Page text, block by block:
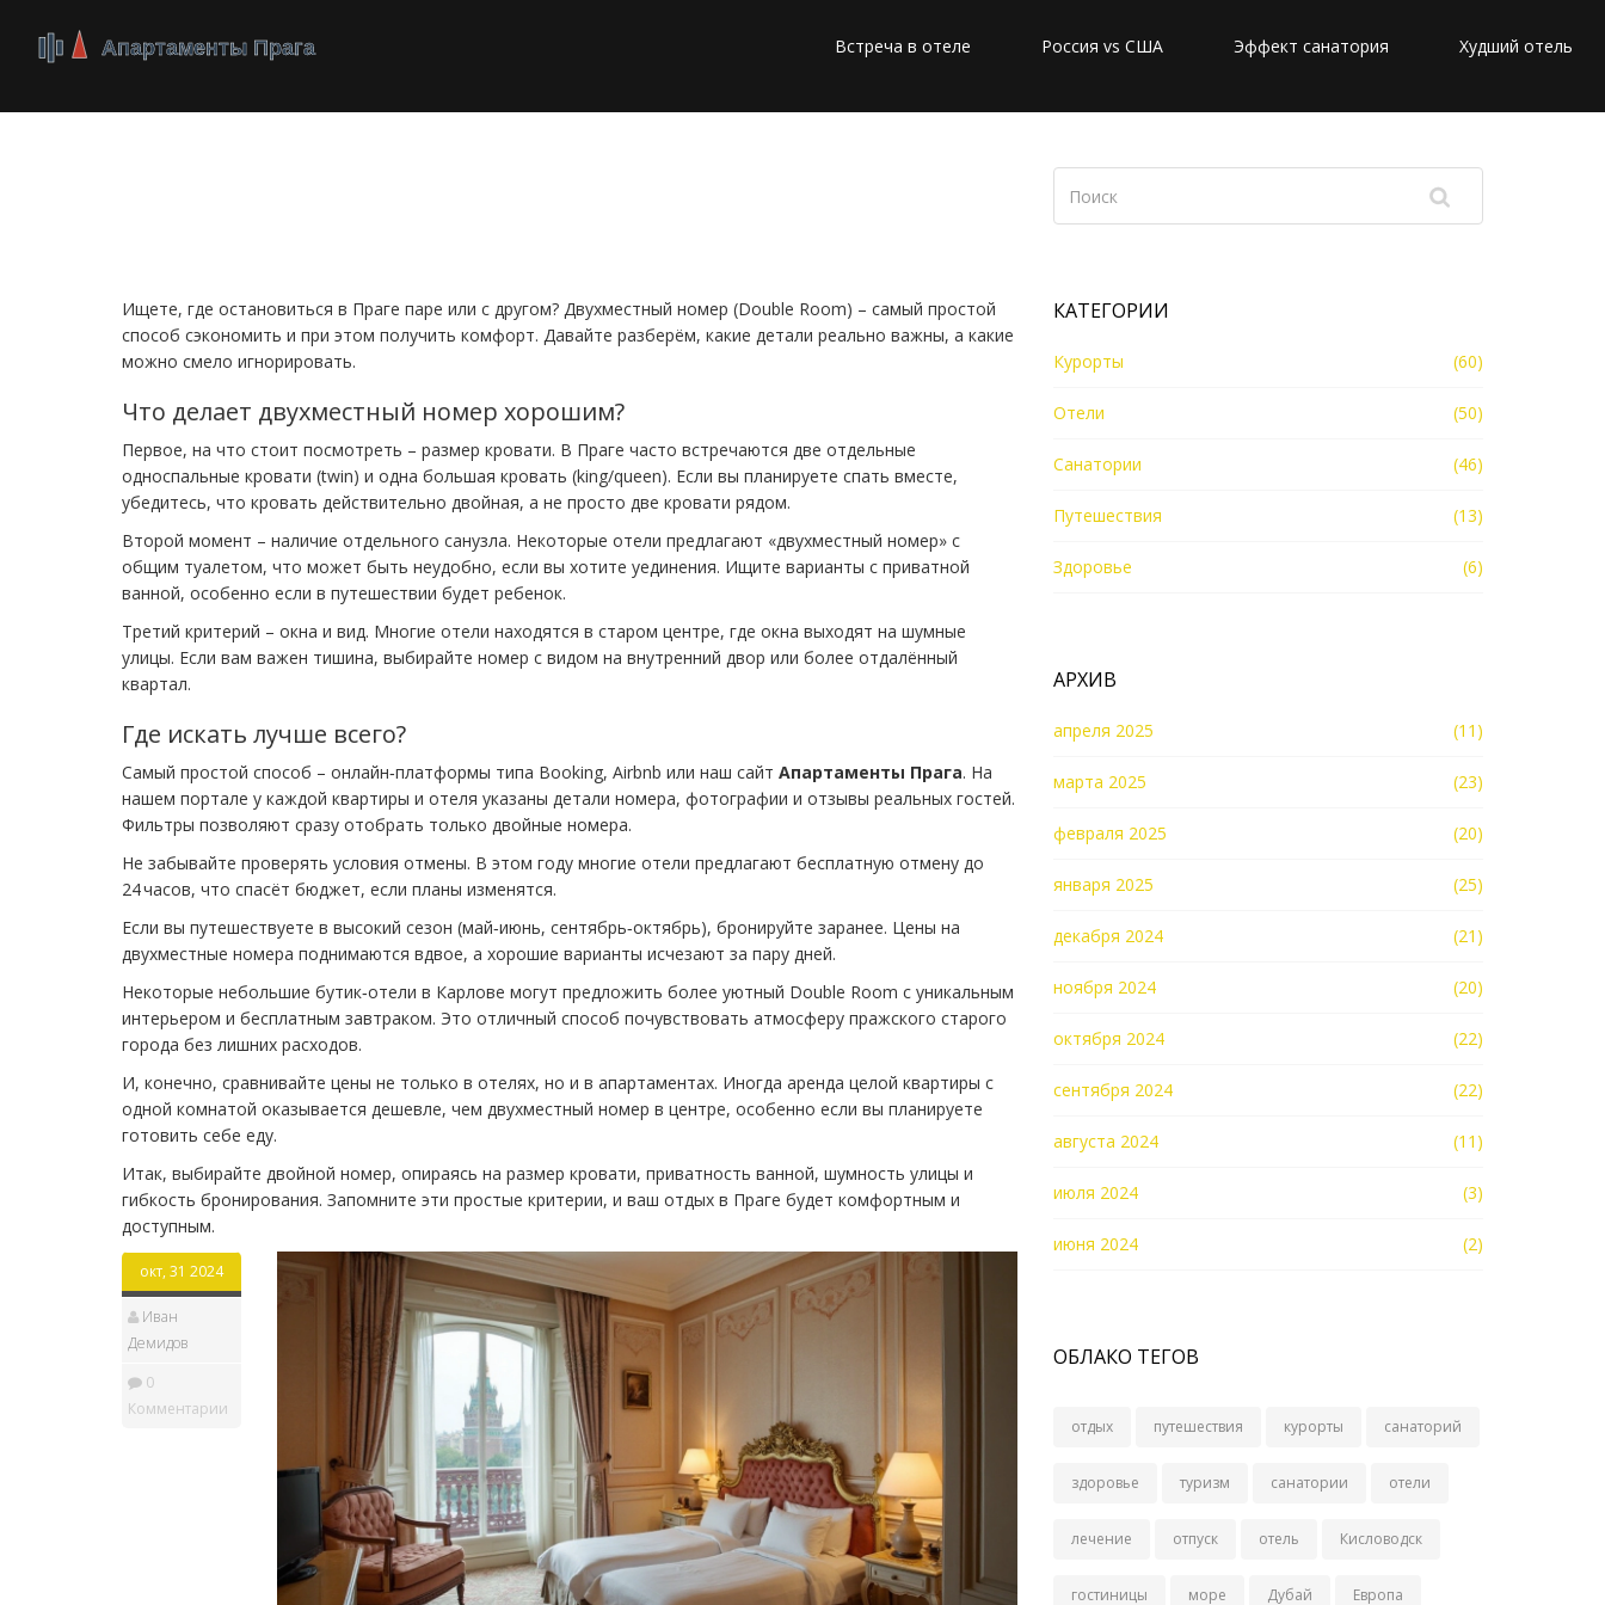
Встреча в отеле Россия vs США Эффект санатория Худший отель
Ищете, где остановиться в Праге паре или с другом? Двухместный номер (Double Room) – самый простой
способ сэкономить и при этом получить комфорт. Давайте разберём, какие детали реально важны, а какие
можно смело игнорировать.
Что делает двухместный номер хорошим?
Первое, на что стоит посмотреть – размер кровати. В Праге часто встречаются две отдельные
односпальные кровати (twin) и одна большая кровать (king/queen). Если вы планируете спать вместе,
убедитесь, что кровать действительно двойная, а не просто две кровати рядом.
Второй момент – наличие отдельного санузла. Некоторые отели предлагают «двухместный номер» с
общим туалетом, что может быть неудобно, если вы хотите уединения. Ищите варианты с приватной
ванной, особенно если в путешествии будет ребенок.
Третий критерий – окна и вид. Многие отели находятся в старом центре, где окна выходят на шумные
улицы. Если вам важен тишина, выбирайте номер с видом на внутренний двор или более отдалённый
квартал.
Где искать лучше всего?
Самый простой способ – онлайн‑платформы типа Booking, Airbnb или наш сайт Апартаменты Прага. На
нашем портале у каждой квартиры и отеля указаны детали номера, фотографии и отзывы реальных гостей.
Фильтры позволяют сразу отобрать только двойные номера.
Не забывайте проверять условия отмены. В этом году многие отели предлагают бесплатную отмену до
24 часов, что спасёт бюджет, если планы изменятся.
Если вы путешествуете в высокий сезон (май‑июнь, сентябрь‑октябрь), бронируйте заранее. Цены на
двухместные номера поднимаются вдвое, а хорошие варианты исчезают за пару дней.
Некоторые небольшие бутик‑отели в Карлове могут предложить более уютный Double Room с уникальным
интерьером и бесплатным завтраком. Это отличный способ почувствовать атмосферу пражского старого
города без лишних расходов.
И, конечно, сравнивайте цены не только в отелях, но и в апартаментах. Иногда аренда целой квартиры с
одной комнатой оказывается дешевле, чем двухместный номер в центре, особенно если вы планируете
готовить себе еду.
Итак, выбирайте двойной номер, опираясь на размер кровати, приватность ванной, шумность улицы и
гибкость бронирования. Запомните эти простые критерии, и ваш отдых в Праге будет комфортным и
доступным.
окт, 31 2024
Иван
Демидов
0
Комментарии
КАТЕГОРИИ
Курорты (60)
Отели (50)
Санатории (46)
Путешествия (13)
Здоровье (6)
АРХИВ
апреля 2025 (11)
марта 2025 (23)
февраля 2025 (20)
января 2025 (25)
декабря 2024 (21)
ноября 2024 (20)
октября 2024 (22)
сентября 2024 (22)
августа 2024 (11)
июля 2024 (3)
июня 2024 (2)
ОБЛАКО ТЕГОВ
отдых путешествия курорты санаторий
здоровье туризм санатории отели
лечение отпуск отель Кисловодск
гостиницы море Дубай Европа